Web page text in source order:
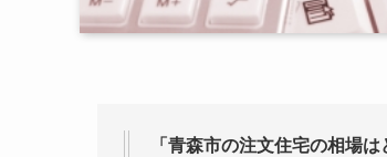
「青森市の注文住宅の相場は